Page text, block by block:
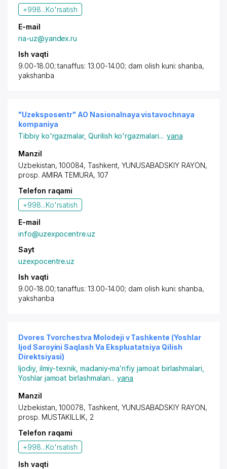
+998...Ko'rsatish
E-mail
ria-uz@yandex.ru
Ish vaqti
9.00-18.00; tanaffus: 13.00-14.00; dam olish kuni: shanba,
yakshanba
"Uzeksposentr" AO Nasionalnaya vistavochnaya
kompaniya
Tibbiy ko'rgazmalar, Qurilish ko'rgazmalari... yana
Manzil
Uzbekistan, 100084, Tashkent, YUNUSABADSKIY RAYON,
prosp. AMIRA TEMURA, 107
Telefon raqami
+998...Ko'rsatish
E-mail
info@uzexpocentre.uz
Sayt
uzexpocentre.uz
Ish vaqti
9.00-18.00; tanaffus: 13.00-14.00; dam olish kuni: shanba,
yakshanba
Dvores Tvorchestva Molodeji v Tashkente (Yoshlar
Ijod Saroyini Saqlash Va Ekspluatatsiya Qilish
Direktsiyasi)
Ijodiy, ilmiy-texnik, madaniy-ma’rifiy jamoat birlashmalari
Yoshlar jamoat birlashmalari... yana
Manzil
Uzbekistan, 100078, Tashkent, YUNUSABADSKIY RAYON,
prosp. MUSTAKILLIK, 2
Telefon raqami
+998...Ko'rsatish
Ish vaqti